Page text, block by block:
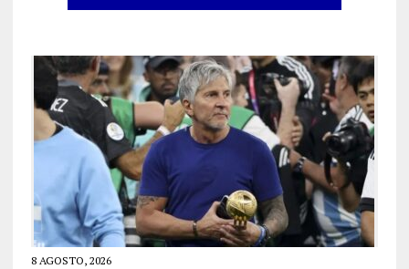
8 AGOSTO, 2026